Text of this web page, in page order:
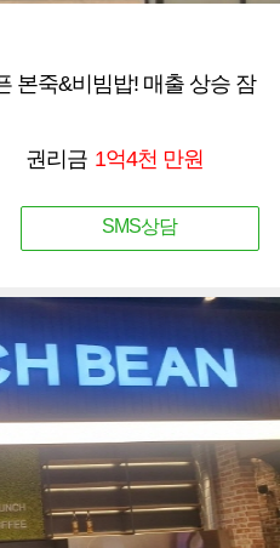
본죽&비빔밥! 매출 상승 잠
권리금 1억4천 만원
SMS상담